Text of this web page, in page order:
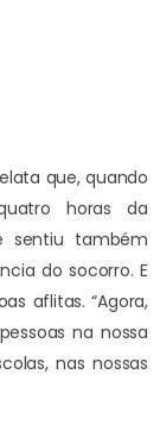
que, quando
horas da
sentiu também
do socorro. E
aflitas. “Agora,
na nossa
nas nossas